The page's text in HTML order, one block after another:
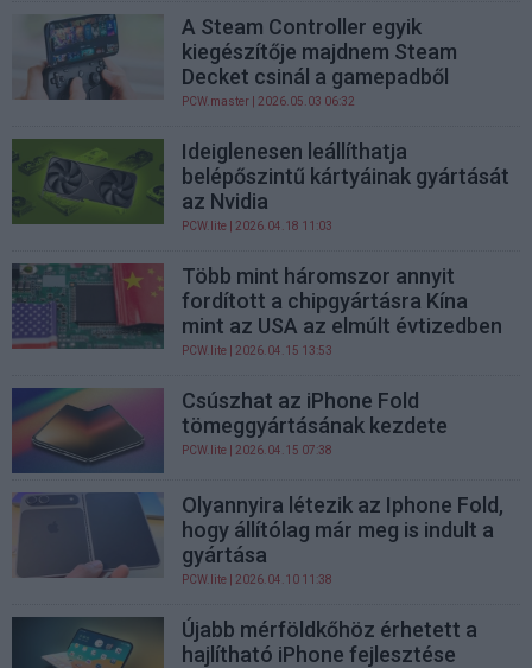
A Steam Controller egyik
kiegészítője majdnem Steam
Decket csinál a gamepadből
PCW.master | 2026.05.03 06:32
Ideiglenesen leállíthatja
belépőszintű kártyáinak gyártását
az Nvidia
PCW.lite | 2026.04.18 11:03
Több mint háromszor annyit
fordított a chipgyártásra Kína
mint az USA az elmúlt évtizedben
PCW.lite | 2026.04.15 13:53
Csúszhat az iPhone Fold
tömeggyártásának kezdete
PCW.lite | 2026.04.15 07:38
Olyannyira létezik az Iphone Fold,
hogy állítólag már meg is indult a
gyártása
PCW.lite | 2026.04.10 11:38
Újabb mérföldkőhöz érhetett a
hajlítható iPhone fejlesztése